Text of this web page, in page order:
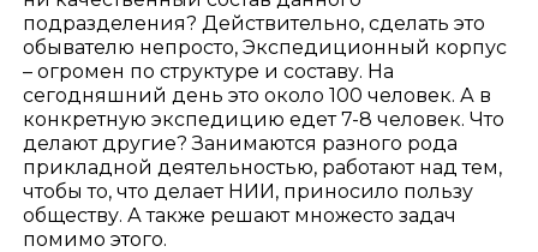
подразделения? Действительно, сделать это
обывателю непросто, Экспедиционный корпус
– огромен по структуре и составу. На
сегодняшний день это около 100 человек. А в
конкретную экспедицию едет 7-8 человек. Что
делают другие? Занимаются разного рода
прикладной деятельностью, работают над тем,
чтобы то, что делает НИИ, приносило пользу
обществу. А также решают множесто задач
помимо этого.